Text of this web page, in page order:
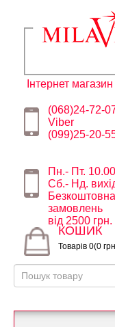
Інтернет
(068)24-72-
Viber
(099)25-20-
Пн.- Пт.
Сб.- Нд.
замовлень
від 2500 грн.
КОШИК
Товарів 0(0